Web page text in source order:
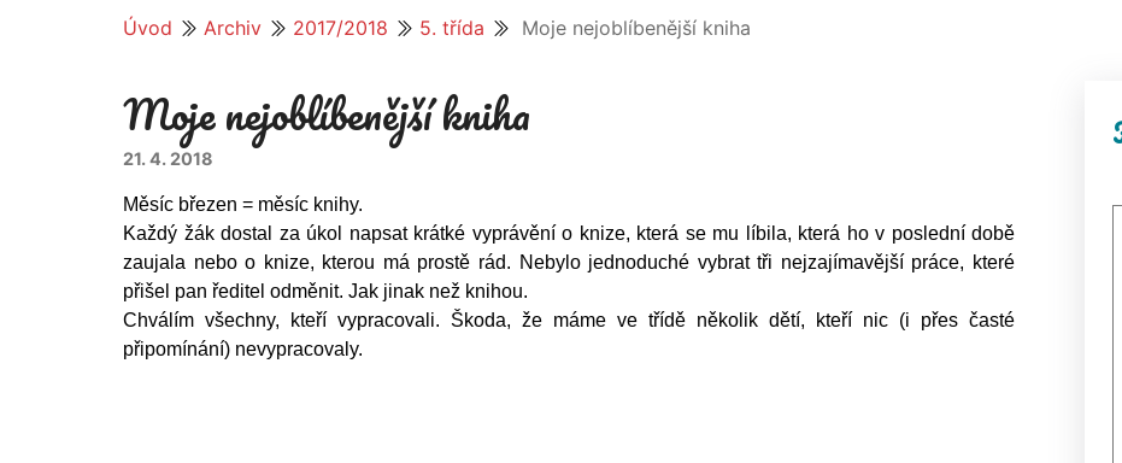
Úvod Archiv 2017/2018 5. třída Moje nejoblíbenější kniha
Moje nejoblíbenější kniha
21. 4. 2018
Měsíc březen = měsíc knihy.
Každý žák dostal za úkol napsat krátké vyprávění o knize, která se mu líbila, která ho v poslední době
zaujala nebo o knize, kterou má prostě rád. Nebylo jednoduché vybrat tři nejzajímavější práce, které
přišel pan ředitel odměnit. Jak jinak než knihou.
Chválím všechny, kteří vypracovali. Škoda, že máme ve třídě několik dětí, kteří nic (i přes časté
připomínání) nevypracovaly.